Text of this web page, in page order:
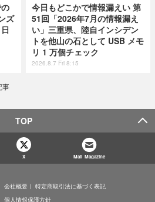
ズ
今日もどこかで情報漏えい 第
51回「2026年7月の情報漏え
い」三重県、陸自インシデン
トを他山の石として USB メモ
リ 1 万個チェック
2026.8.7 Fri 8:15
事
TOP
X Mail Magazine
会社概要
特定商取引法に基づく表記
個人情報保護方針